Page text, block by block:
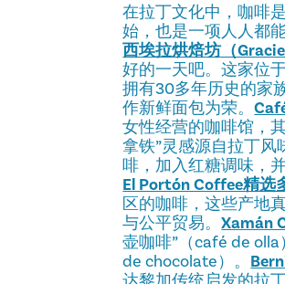
在拉丁文化中，咖啡
始，也是一项人人都
西埃拉烘焙坊（
好的一天吧。这家位
拥有30多年历史的家
作新鲜面包为荣。
女性经营的咖啡馆，
拿铁”灵感源自拉丁风
啡，加入红糖调味，
El Portón Coffee精选
区的咖啡，这些产地
与公平贸易。Xamán
壶咖啡”（café de
de chocolate）。